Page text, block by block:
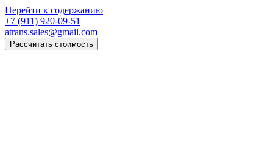
Перейти к содержанию
+7 (911) 920-09-51
atrans.sales@gmail.com
Рассчитать стоимость